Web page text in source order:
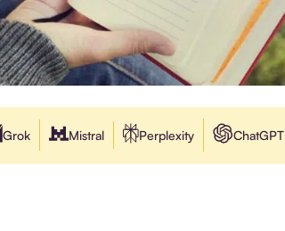
Grok Mistral Perplexity ChatGPT